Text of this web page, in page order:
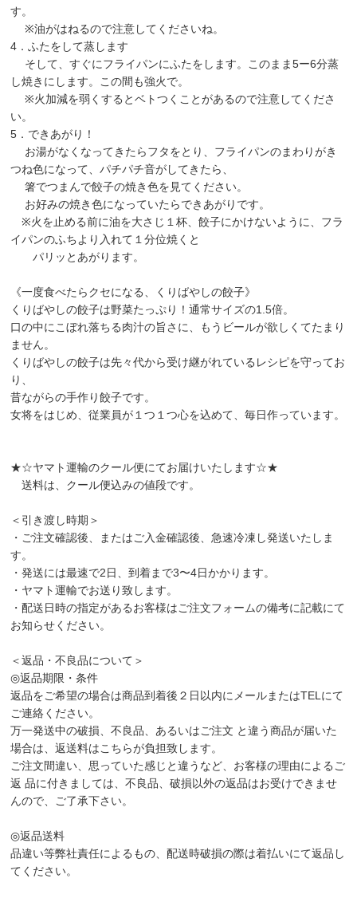
す。
※油がはねるので注意してくださいね。
4．ふたをして蒸します
そして、すぐにフライパンにふたをします。このまま5ー6分蒸
し焼きにします。この間も強火で。
※火加減を弱くするとベトつくことがあるので注意してくださ
い。
5．できあがり！
お湯がなくなってきたらフタをとり、フライパンのまわりがき
つね色になって、パチパチ音がしてきたら、
箸でつまんで餃子の焼き色を見てください。
お好みの焼き色になっていたらできあがりです。
※火を止める前に油を大さじ１杯、餃子にかけないように、フラ
イパンのふちより入れて１分位焼くと
パリッとあがります。
《一度食べたらクセになる、くりばやしの餃子》
くりばやしの餃子は野菜たっぷり！通常サイズの1.5倍。
口の中にこぼれ落ちる肉汁の旨さに、もうビールが欲しくてたまり
ません。
くりばやしの餃子は先々代から受け継がれているレシピを守ってお
り、
昔ながらの手作り餃子です。
女将をはじめ、従業員が１つ１つ心を込めて、毎日作っています。
★☆ヤマト運輸のクール便にてお届けいたします☆★
送料は、クール便込みの値段です。
＜引き渡し時期＞
・ご注文確認後、またはご入金確認後、急速冷凍し発送いたしま
す。
・発送には最速で2日、到着まで3〜4日かかります。
・ヤマト運輸でお送り致します。
・配送日時の指定があるお客様はご注文フォームの備考に記載にて
お知らせください。
＜返品・不良品について＞
◎返品期限・条件
返品をご希望の場合は商品到着後２日以内にメールまたはTELにて
ご連絡ください。
万一発送中の破損、不良品、あるいはご注文 と違う商品が届いた
場合は、返送料はこちらが負担致します。
ご注文間違い、思っていた感じと違うなど、お客様の理由によるご
返 品に付きましては、不良品、破損以外の返品はお受けできませ
んので、ご了承下さい。
◎返品送料
品違い等弊社責任によるもの、配送時破損の際は着払いにて返品し
てください。